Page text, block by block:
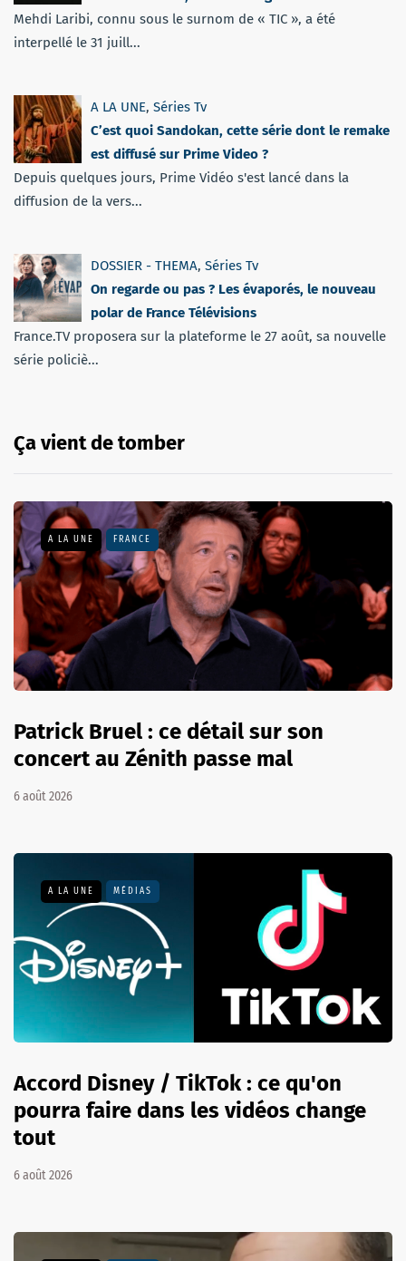
Mehdi Laribi, connu sous le surnom de « TIC », a été
interpellé le 31 juill...
A LA UNE, Séries Tv
C’est quoi Sandokan, cette série dont le remake
est diffusé sur Prime Video ?
Depuis quelques jours, Prime Vidéo s'est lancé dans la
diffusion de la vers...
DOSSIER - THEMA, Séries Tv
On regarde ou pas ? Les évaporés, le nouveau
polar de France Télévisions
France.TV proposera sur la plateforme le 27 août, sa nouvelle
série policiè...
Ça vient de tomber
A LA UNE FRANCE
Patrick Bruel : ce détail sur son
concert au Zénith passe mal
6 août 2026
A LA UNE MÉDIAS
Accord Disney / TikTok : ce qu'on
pourra faire dans les vidéos change
tout
6 août 2026